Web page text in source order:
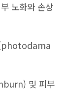
노화와 손상
(photodama
및 피부